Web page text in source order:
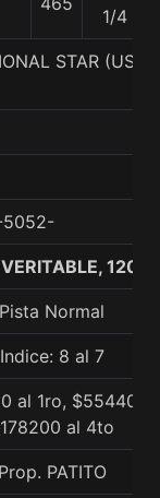
1/4
STAR
1200
Pista Normal
Indice: 8 al 7
al 1ro,
al 4to
Prop. PATITO